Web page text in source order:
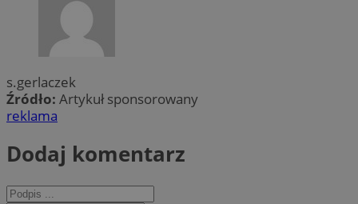
s.gerlaczek
Źródło: Artykuł sponsorowany
reklama
Dodaj komentarz